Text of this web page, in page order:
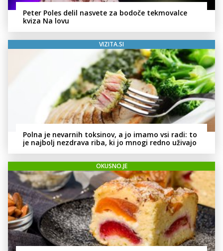
Peter Poles delil nasvete za bodoče tekmovalce
kviza Na lovu
VIZITA.SI
Polna je nevarnih toksinov, a jo imamo vsi radi: to
je najbolj nezdrava riba, ki jo mnogi redno uživajo
OKUSNO.JE